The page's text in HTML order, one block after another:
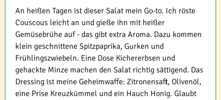
An heißen Tagen ist dieser Salat mein Go-to. Ich röste
Couscous leicht an und gieße ihn mit heißer
Gemüsebrühe auf - das gibt extra Aroma. Dazu kommen
klein geschnittene Spitzpaprika, Gurken und
Frühlingszwiebeln. Eine Dose Kichererbsen und
gehackte Minze machen den Salat richtig sättigend. Das
Dressing ist meine Geheimwaffe: Zitronensaft, Olivenöl,
eine Prise Kreuzkümmel und ein Hauch Honig. Glaubt